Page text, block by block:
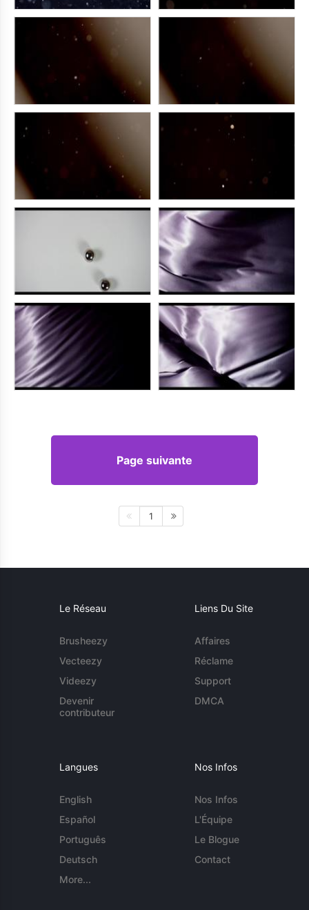
Page suivante
1
Le Réseau
Brusheezy
Vecteezy
Videezy
Devenir
contributeur
Liens Du Site
Affaires
Réclame
Support
DMCA
Langues
English
Español
Português
Deutsch
More...
Nos Infos
Nos Infos
L'Équipe
Le Blogue
Contact